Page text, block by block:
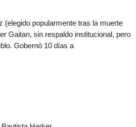
(elegido popularmente tras la muerte
Gaitan, sin respaldo institucional, pero
Gobernó 10 días a